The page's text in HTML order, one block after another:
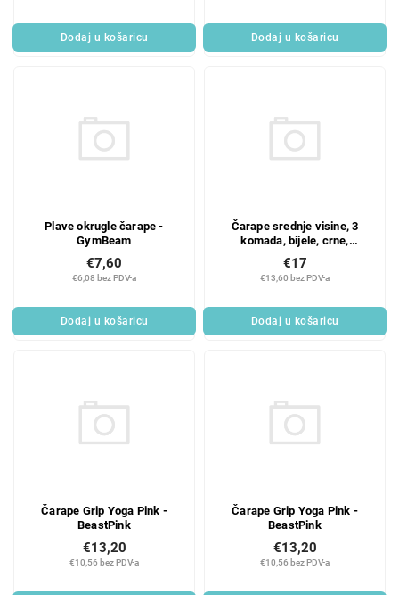
Dodaj u košaricu Dodaj u košaricu
Plave okrugle čarape -
GymBeam
€6,08 bez PDV-a
€7,60
Dodaj u košaricu
Čarape srednje visine, 3
komada, bijele, crne,
ružičaste - BeastPink
€13,60 bez PDV-a
€17
Dodaj u košaricu
Čarape Grip Yoga Pink -
BeastPink
€10,56 bez PDV-a
€13,20
Čarape Grip Yoga Pink -
BeastPink
€10,56 bez PDV-a
€13,20